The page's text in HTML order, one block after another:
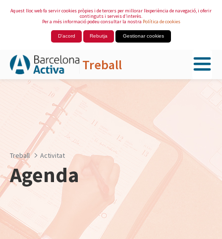
Aquest lloc web fa servir cookies pròpies i de tercers per millorar l’experiència de navegació, i oferir
continguts i serveis d’interès.
Per a més informació podeu consultar la nostra Política de cookies
D'acord Rebutja Gestionar cookies
Treball
Salta al contingut principal
Treball Activitat
Agenda